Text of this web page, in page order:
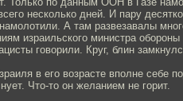
несколько дней. И пару
А там развезавалы
израильского министра обороны
говорили. Круг, блин
в его возрасте вполне себе
Что-то он желанием не горит.